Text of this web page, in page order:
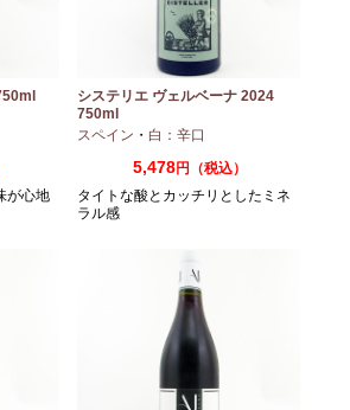
が心地
システリエ ヴェルベーナ 2024
750ml
スペイン ・ 白：辛口
5,478円（税込）
タイトな酸とカッチリとしたミネ
ラル感